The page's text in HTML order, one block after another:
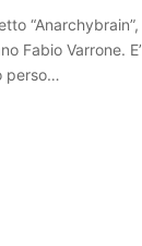
“Anarchybrain”,
Fabio Varrone. E’
perso…